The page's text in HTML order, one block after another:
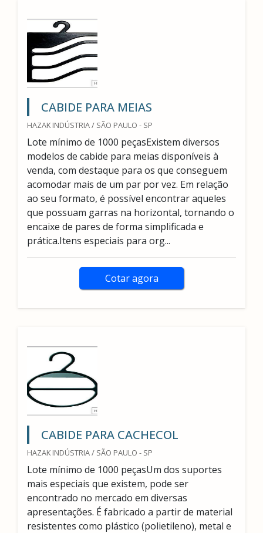
CABIDE PARA MEIAS
HAZAK INDÚSTRIA / SÃO PAULO - SP
Lote mínimo de 1000 peçasExistem diversos
modelos de cabide para meias disponíveis à
venda, com destaque para os que conseguem
acomodar mais de um par por vez. Em relação
ao seu formato, é possível encontrar aqueles
que possuam garras na horizontal, tornando o
encaixe de pares de forma simplificada e
prática.Itens especiais para org...
Cotar agora
CABIDE PARA CACHECOL
HAZAK INDÚSTRIA / SÃO PAULO - SP
Lote mínimo de 1000 peçasUm dos suportes
mais especiais que existem, pode ser
encontrado no mercado em diversas
apresentações. É fabricado a partir de material
resistentes como plástico (polietileno), metal e